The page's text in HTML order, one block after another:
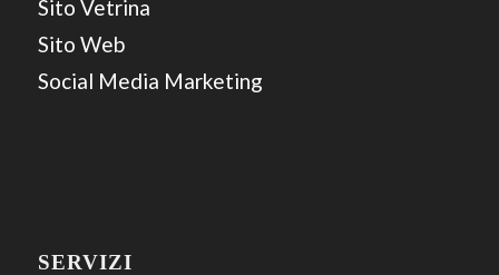
Sito Vetrina
Sito Web
Social Media Marketing
SERVIZI